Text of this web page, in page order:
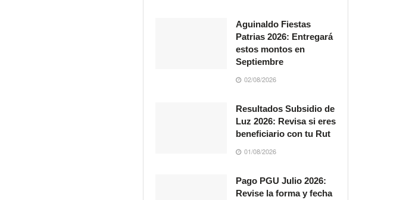
Aguinaldo Fiestas
Patrias 2026: Entregará
estos montos en
Septiembre
02/08/2026
Resultados Subsidio de
Luz 2026: Revisa si eres
beneficiario con tu Rut
01/08/2026
Pago PGU Julio 2026:
Revise la forma y fecha